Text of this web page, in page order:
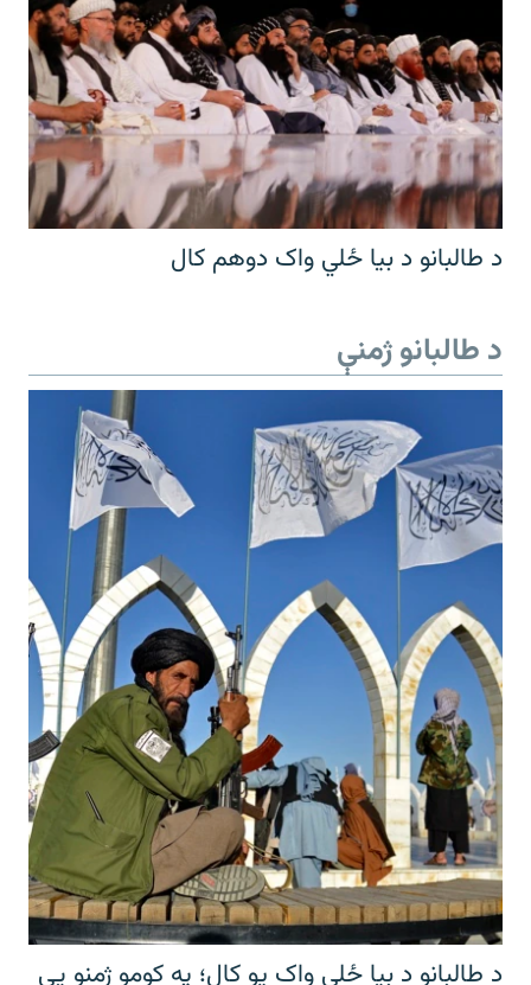
د طالبانو د بیا ځلي واک دوهم کال
د طالبانو ژمنې
د طالبانو د بیا ځلي واک یو کال؛ په کومو ژمنو یې